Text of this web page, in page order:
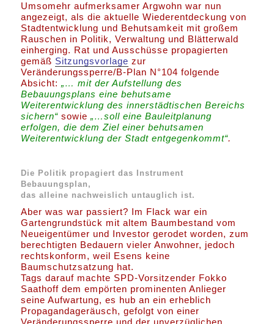
Umsomehr aufmerksamer Argwohn war nun
angezeigt, als die aktuelle Wiederentdeckung von
Stadtentwicklung und Behutsamkeit mit großem
Rauschen in Politik, Verwaltung und Blätterwald
einherging. Rat und Ausschüsse propagierten
gemäß Sitzungsvorlage zur
Veränderungssperre/B-Plan N°104 folgende
Absicht:„… mit der Aufstellung des
Bebauungsplans eine behutsame
Weiterentwicklung des innerstädtischen Bereichs
sichern“ sowie„…soll eine Bauleitplanung
erfolgen, die dem Ziel einer behutsamen
Weiterentwicklung der Stadt entgegenkommt“.
Die Politik propagiert das Instrument
Bebauungsplan,
das alleine nachweislich untauglich ist.
Aber was war passiert? Im Flack war ein
Gartengrundstück mit altem Baumbestand vom
Neueigentümer und Investor gerodet worden, zum
berechtigten Bedauern vieler Anwohner, jedoch
rechtskonform, weil Esens keine
Baumschutzsatzung hat.
Tags darauf machte SPD-Vorsitzender Fokko
Saathoff dem empörten prominenten Anlieger
seine Aufwartung, es hub an ein erheblich
Propagandageräusch, gefolgt von einer
Veränderungssperre und der unverzüglichen